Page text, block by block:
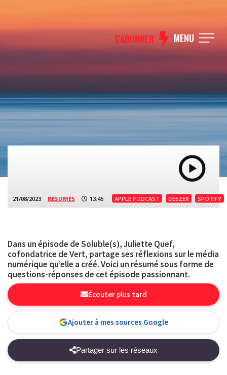
S'ABONNER MENU
21/08/2023 RÉSUMÉS 13:45 APPLE PODCAST DEEZER SPOTIFY
Dans un épisode de Soluble(s), Juliette Quef,
cofondatrice de Vert, partage ses réflexions sur le média
numérique qu’elle a créé. Voici un résumé sous forme de
questions-réponses de cet épisode passionnant.
Écouter plus tard
Ajouter à mes sources Google
Partager sur les réseaux